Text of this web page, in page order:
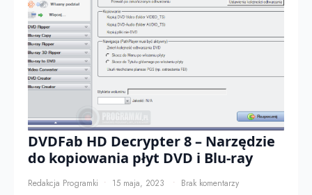
DVDFab HD Decrypter 8 – Narzędzie
do kopiowania płyt DVD i Blu-ray
Redakcja Programki 15 maja, 2023 Brak komentarzy